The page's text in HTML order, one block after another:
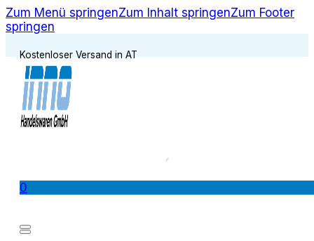
Zum Menü springenZum Inhalt springenZum Footer
springen
Kostenloser Versand in AT
0